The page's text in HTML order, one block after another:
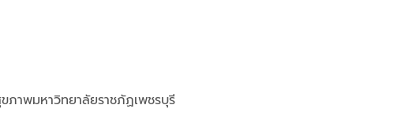
ภาพมหาวิทยาลัยราชภัฏเพชรบุรี